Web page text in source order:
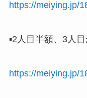
https://meiying.jp/
▪️2人目半額、3人
https://meiying.jp/